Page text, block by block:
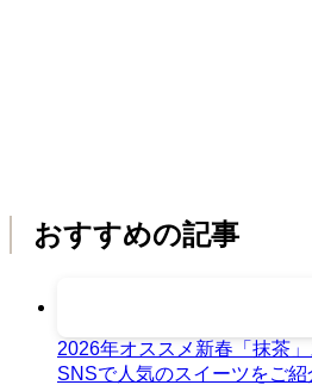
おすすめの記事
2026年オススメ新春「抹茶
SNSで人気のスイーツをご紹